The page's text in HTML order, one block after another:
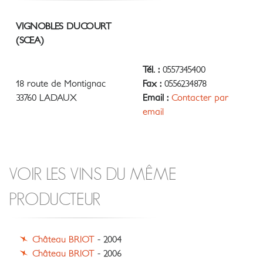
VIGNOBLES DUCOURT
(SCEA)
18 route de Montignac
33760 LADAUX
Tél. : 0557345400
Fax : 0556234878
Email : Contacter par
email
VOIR LES VINS DU MÊME
PRODUCTEUR
Château BRIOT - 2004
Château BRIOT - 2006